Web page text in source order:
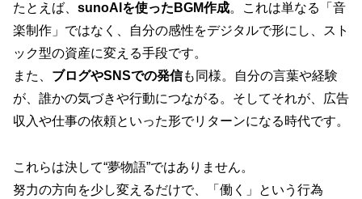
たとえば、 sunoAIを使ったBGM作成。これは単なる「音
楽制作」ではなく、自分の感性をデジタルで形にし、スト
ック型の資産に変える手段です。
また、 ブログやSNSでの発信も同様。自分の言葉や経験
が、誰かの気づきや行動につながる。そしてそれが、広告
収入や仕事の依頼といった形でリターンになる時代です。
これらは決して“夢物語”ではありません。
努力の方向を少し変えるだけで、「働く」という行為